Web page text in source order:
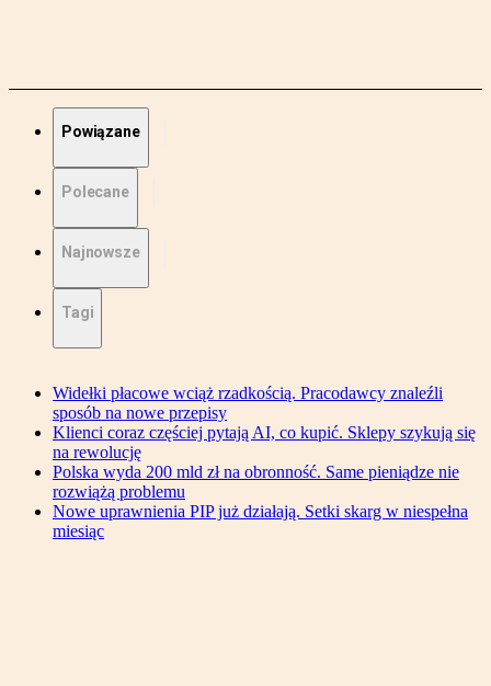
Powiązane
Polecane
Najnowsze
Tagi
Widełki płacowe wciąż rzadkością. Pracodawcy znaleźli
sposób na nowe przepisy
Klienci coraz częściej pytają AI, co kupić. Sklepy szykują się
na rewolucję
Polska wyda 200 mld zł na obronność. Same pieniądze nie
rozwiążą problemu
Nowe uprawnienia PIP już działają. Setki skarg w niespełna
miesiąc